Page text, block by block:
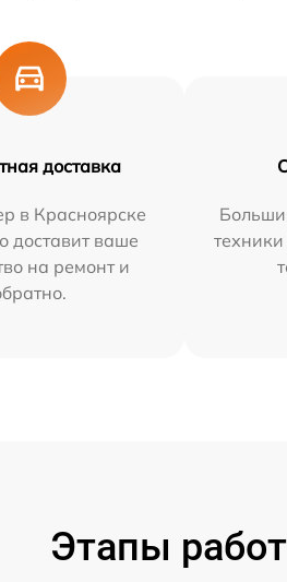
доставка
в Красноярске
доставит ваше
на ремонт и
Этапы